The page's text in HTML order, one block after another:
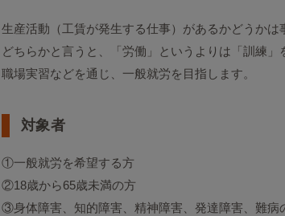
生産活動（工賃が発生する仕事）があるかどうかは
どちらかと言うと、「労働」というよりは「訓練」
職場実習などを通じ、一般就労を目指します。
対象者
①一般就労を希望する方
②18歳から65歳未満の方
③身体障害、知的障害、精神障害、発達障害、難病